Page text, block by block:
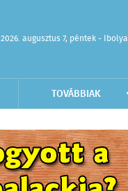
2026. augusztus 7, péntek - Ibolya
TOVÁBBIAK